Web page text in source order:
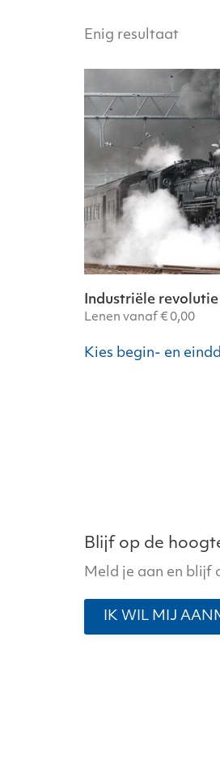
Enig resultaat
Industriële revolutie
Lenen vanaf €0,00
Kies begin- en
Blijf op de
Meld je aan en blijf
IK WIL MIJ